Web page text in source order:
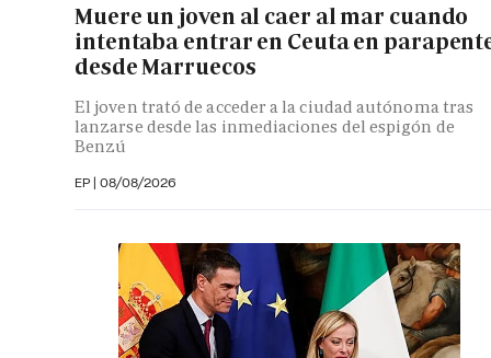
Muere un joven al caer al mar cuando
intentaba entrar en Ceuta en
desde Marruecos
El joven trató de acceder a la ciudad autónoma tras
lanzarse desde las inmediaciones del espigón de
Benzú
EP | 08/08/2026